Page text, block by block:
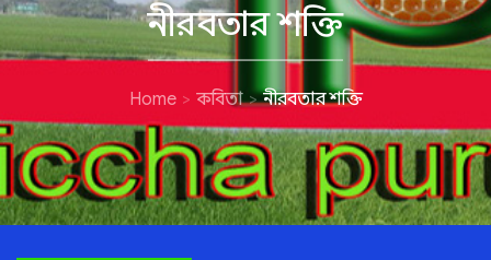
নীরবতার শক্তি
Home কবিতা নীরবতার শক্তি